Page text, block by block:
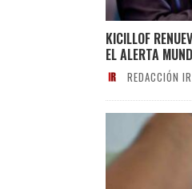
KICILLOF
EL ALERTA
REDACCIÓN IR